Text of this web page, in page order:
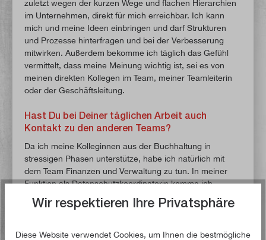
zuletzt wegen der kurzen Wege und flachen Hierarchien
im Unternehmen, direkt für mich erreichbar. Ich kann
mich und meine Ideen einbringen und darf Strukturen
und Prozesse hinterfragen und bei der Verbesserung
mitwirken. Außerdem bekomme ich täglich das Gefühl
vermittelt, dass meine Meinung wichtig ist, sei es von
meinen direkten Kollegen im Team, meiner Teamleiterin
oder der Geschäftsleitung.
Hast Du bei Deiner täglichen Arbeit auch
Kontakt zu den anderen Teams?
Da ich meine Kolleginnen aus der Buchhaltung in
stressigen Phasen unterstütze, habe ich natürlich mit
dem Team Finanzen und Verwaltung zu tun. In meiner
Funktion als Datenschutzkoordinatorin komme ich
regelmäßig in Kontakt mit allen Mitarbeitern, auch
außerhalb meines eigenen Teams. Außerdem habe ich
Support, da wir Kundenanfragen teilweise gemeinsam
Wir respektieren Ihre Privatsphäre
Diese Website verwendet Cookies, um Ihnen die bestmögliche